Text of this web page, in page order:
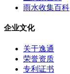
雨水收集百科
企业文化
关于逸通
荣誉资质
专利证书